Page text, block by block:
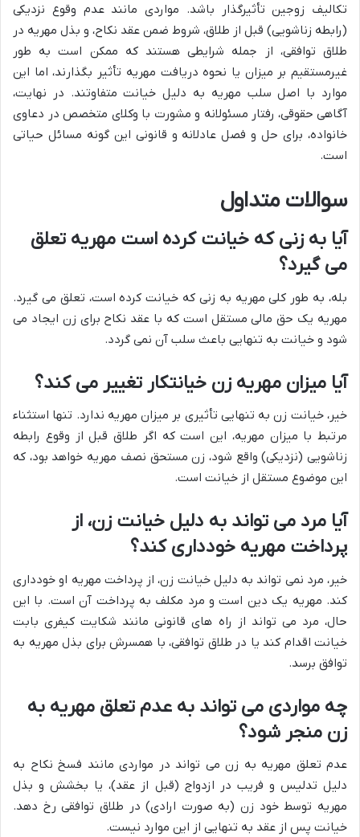
تکالیف زوجین تأثیرگذار باشد. مواردی مانند عدم وقوع نزدیکی
(رابطه زناشویی) قبل از طلاق، شروط ضمن عقد نکاح، و بذل مهریه در
طلاق توافقی، از جمله شرایطی هستند که ممکن است به طور
غیرمستقیم بر میزان یا نحوه دریافت مهریه تأثیر بگذارند، اما این
موارد با اصل سلب مهریه به دلیل خیانت متفاوتند. در نهایت،
آگاهی حقوقی، رفتار مسئولانه و مشورت با وکلای متخصص در دعاوی
خانواده، برای حل و فصل عادلانه و قانونی این گونه مسائل حیاتی
است.
سوالات متداول
آیا به زنی که خیانت کرده است مهریه تعلق
می گیرد؟
بله، به طور کلی مهریه به زنی که خیانت کرده است، تعلق می گیرد.
مهریه یک حق مالی مستقل است که با عقد نکاح برای زن ایجاد می
شود و خیانت به تنهایی باعث سلب آن نمی گردد.
آیا میزان مهریه زن خیانتکار تغییر می کند؟
خیر، خیانت زن به تنهایی تأثیری بر میزان مهریه ندارد. تنها استثناء
مرتبط با میزان مهریه، این است که اگر طلاق قبل از وقوع رابطه
زناشویی (نزدیکی) واقع شود، زن مستحق نصف مهریه خواهد بود، که
این موضوع مستقل از خیانت است.
آیا مرد می تواند به دلیل خیانت زن، از
پرداخت مهریه خودداری کند؟
خیر، مرد نمی تواند به دلیل خیانت زن، از پرداخت مهریه او خودداری
کند. مهریه یک دین است و مرد مکلف به پرداخت آن است. با این
حال، مرد می تواند از راه های قانونی مانند شکایت کیفری بابت
خیانت اقدام کند یا در طلاق توافقی، با همسرش برای بذل مهریه به
توافق برسد.
چه مواردی می تواند به عدم تعلق مهریه به
زن منجر شود؟
عدم تعلق مهریه به زن می تواند در مواردی مانند فسخ نکاح به
دلیل تدلیس و فریب در ازدواج (قبل از عقد)، یا بخشش و بذل
مهریه توسط خود زن (به صورت ارادی) در طلاق توافقی رخ دهد.
خیانت پس از عقد به تنهایی از این موارد نیست.